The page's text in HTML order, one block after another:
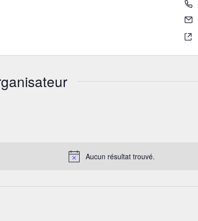
Aucun résultat trouvé.